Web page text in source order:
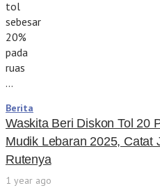
tol
sebesar
20%
pada
ruas
…
Berita
Waskita Beri Diskon Tol 20
Mudik Lebaran 2025, Catat
Rutenya
1 year ago